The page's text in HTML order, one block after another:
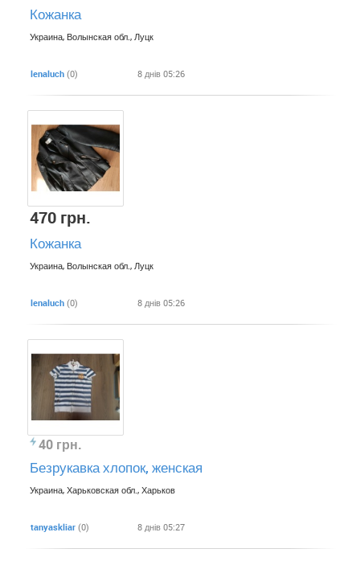
Кожанка
Украина, Волынская обл., Луцк
lenaluch (0) 8 днів 05:26
470 грн.
Кожанка
Украина, Волынская обл., Луцк
lenaluch (0) 8 днів 05:26
40 грн.
Безрукавка хлопок, женская
Украина, Харьковская обл., Харьков
tanyaskliar (0) 8 днів 05:27